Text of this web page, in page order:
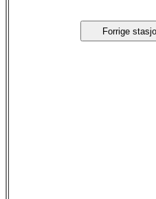
Forrige